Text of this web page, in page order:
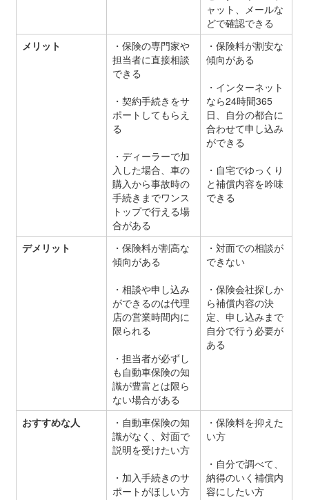
ャット、メールな
どで確認できる
メリット
・保険の専門家や
担当者に直接相談
できる
・契約手続きをサ
ポートしてもらえ
る
・ディーラーで加
入した場合、車の
購入から事故時の
手続きまでワンス
トップで行える場
合がある
・保険料が割安な
傾向がある
・インターネット
なら24時間365
日、自分の都合に
合わせて申し込み
ができる
・自宅でゆっくり
と補償内容を吟味
できる
デメリット
・保険料が割高な
傾向がある
・相談や申し込み
ができるのは代理
店の営業時間内に
限られる
・担当者が必ずし
も自動車保険の知
識が豊富とは限ら
ない場合がある
・対面での相談が
できない
・保険会社探しか
ら補償内容の決
定、申し込みまで
自分で行う必要が
ある
おすすめな人
・自動車保険の知
識がなく、対面で
説明を受けたい方
・加入手続きのサ
ポートがほしい方
・保険料を抑えた
い方
・自分で調べて、
納得のいく補償内
容にしたい方